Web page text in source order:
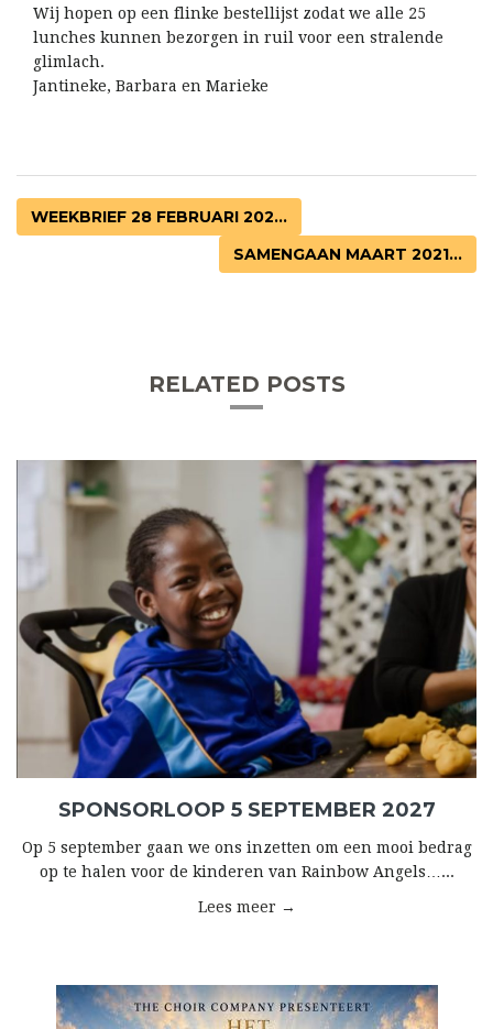
Wij hopen op een flinke bestellijst zodat we alle 25
lunches kunnen bezorgen in ruil voor een stralende
glimlach.
Jantineke, Barbara en Marieke
WEEKBRIEF 28 FEBRUARI 202...
SAMENGAAN MAART 2021...
RELATED POSTS
SPONSORLOOP 5 SEPTEMBER 2027
Op 5 september gaan we ons inzetten om een mooi bedrag
op te halen voor de kinderen van Rainbow Angels…...
Lees meer →